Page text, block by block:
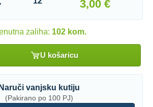
3,00 €
zaliha: 102 kom.
U košaricu
Naruči vanjsku kutiju
(Pakirano po 100 PJ)